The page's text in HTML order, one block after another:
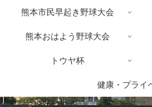
熊本市民早起き野球大会
熊本おはよう野球大会
トウヤ杯
健康・プライ